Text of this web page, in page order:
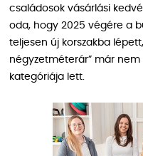
családosok vásárlási
oda, hogy 2025 végére a
teljesen új korszakba
négyzetméterár” már
kategóriája lett.